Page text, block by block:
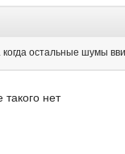
остальные шумы
нет